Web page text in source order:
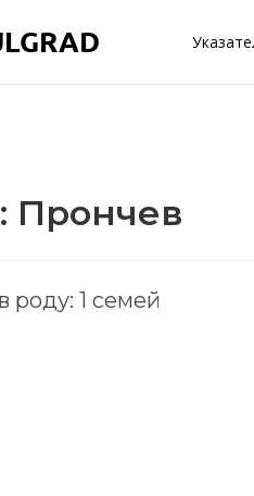
Прончев
роду: 1 семей